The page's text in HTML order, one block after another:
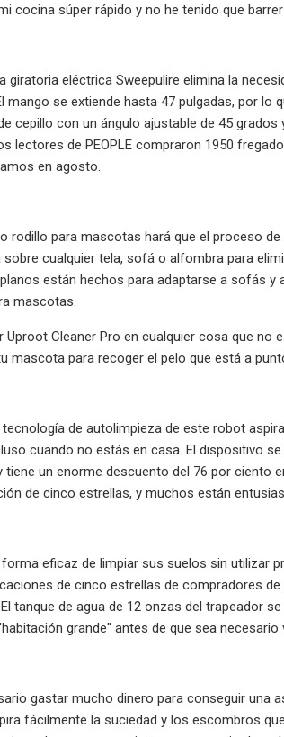
cocina súper rápido y no he tenido que
giratoria eléctrica Sweepulire elimina la
mango se extiende hasta 47 pulgadas, por
cepillo con un ángulo ajustable de 45
lectores de PEOPLE compraron 1950
en agosto.
rodillo para mascotas hará que el proceso
sobre cualquier tela, sofá o alfombra para
están hechos para adaptarse a sofás y
mascotas.
Uproot Cleaner Pro en cualquier cosa que no
mascota para recoger el pelo que está a
tecnología de autolimpieza de este robot
cuando no estás en casa. El dispositivo
tiene un enorme descuento del 76 por
de cinco estrellas, y muchos están
forma eficaz de limpiar sus suelos sin utilizar
de cinco estrellas de compradores
tanque de agua de 12 onzas del trapeador
grande" antes de que sea necesario
gastar mucho dinero para conseguir una
fácilmente la suciedad y los escombros